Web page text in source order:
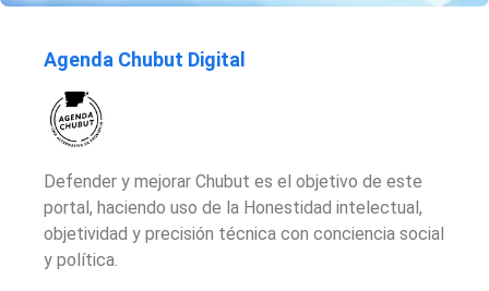
Agenda Chubut Digital
Defender y mejorar Chubut es el objetivo de este
portal, haciendo uso de la Honestidad intelectual,
objetividad y precisión técnica con conciencia social
y política.